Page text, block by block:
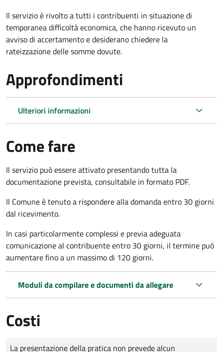
Il servizio è rivolto a tutti i contribuenti in situazione di
temporanea difficoltà economica, che hanno ricevuto un
avviso di accertamento e desiderano chiedere la
rateizzazione delle somme dovute.
Approfondimenti
Ulteriori informazioni
Come fare
Il servizio può essere attivato presentando tutta la
documentazione prevista, consultabile in formato PDF.
Il Comune è tenuto a rispondere alla domanda entro 30 giorni
dal ricevimento.
In casi particolarmente complessi e previa adeguata
comunicazione al contribuente entro 30 giorni, il termine può
aumentare fino a un massimo di 120 giorni.
Moduli da compilare e documenti da allegare
Costi
Tipo di pagamento
Importo
La presentazione della pratica non prevede alcun